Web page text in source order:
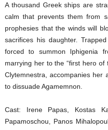
A thousand Greek ships are
calm that prevents them from
prophesies that the winds will
sacrifices his daughter.
forced to summon Iphigenia
marrying her to the “first hero of
Clytemnestra, accompanies her
to dissuade Agamemnon.
Cast: Irene Papas, Kostas
Papamoschou, Panos